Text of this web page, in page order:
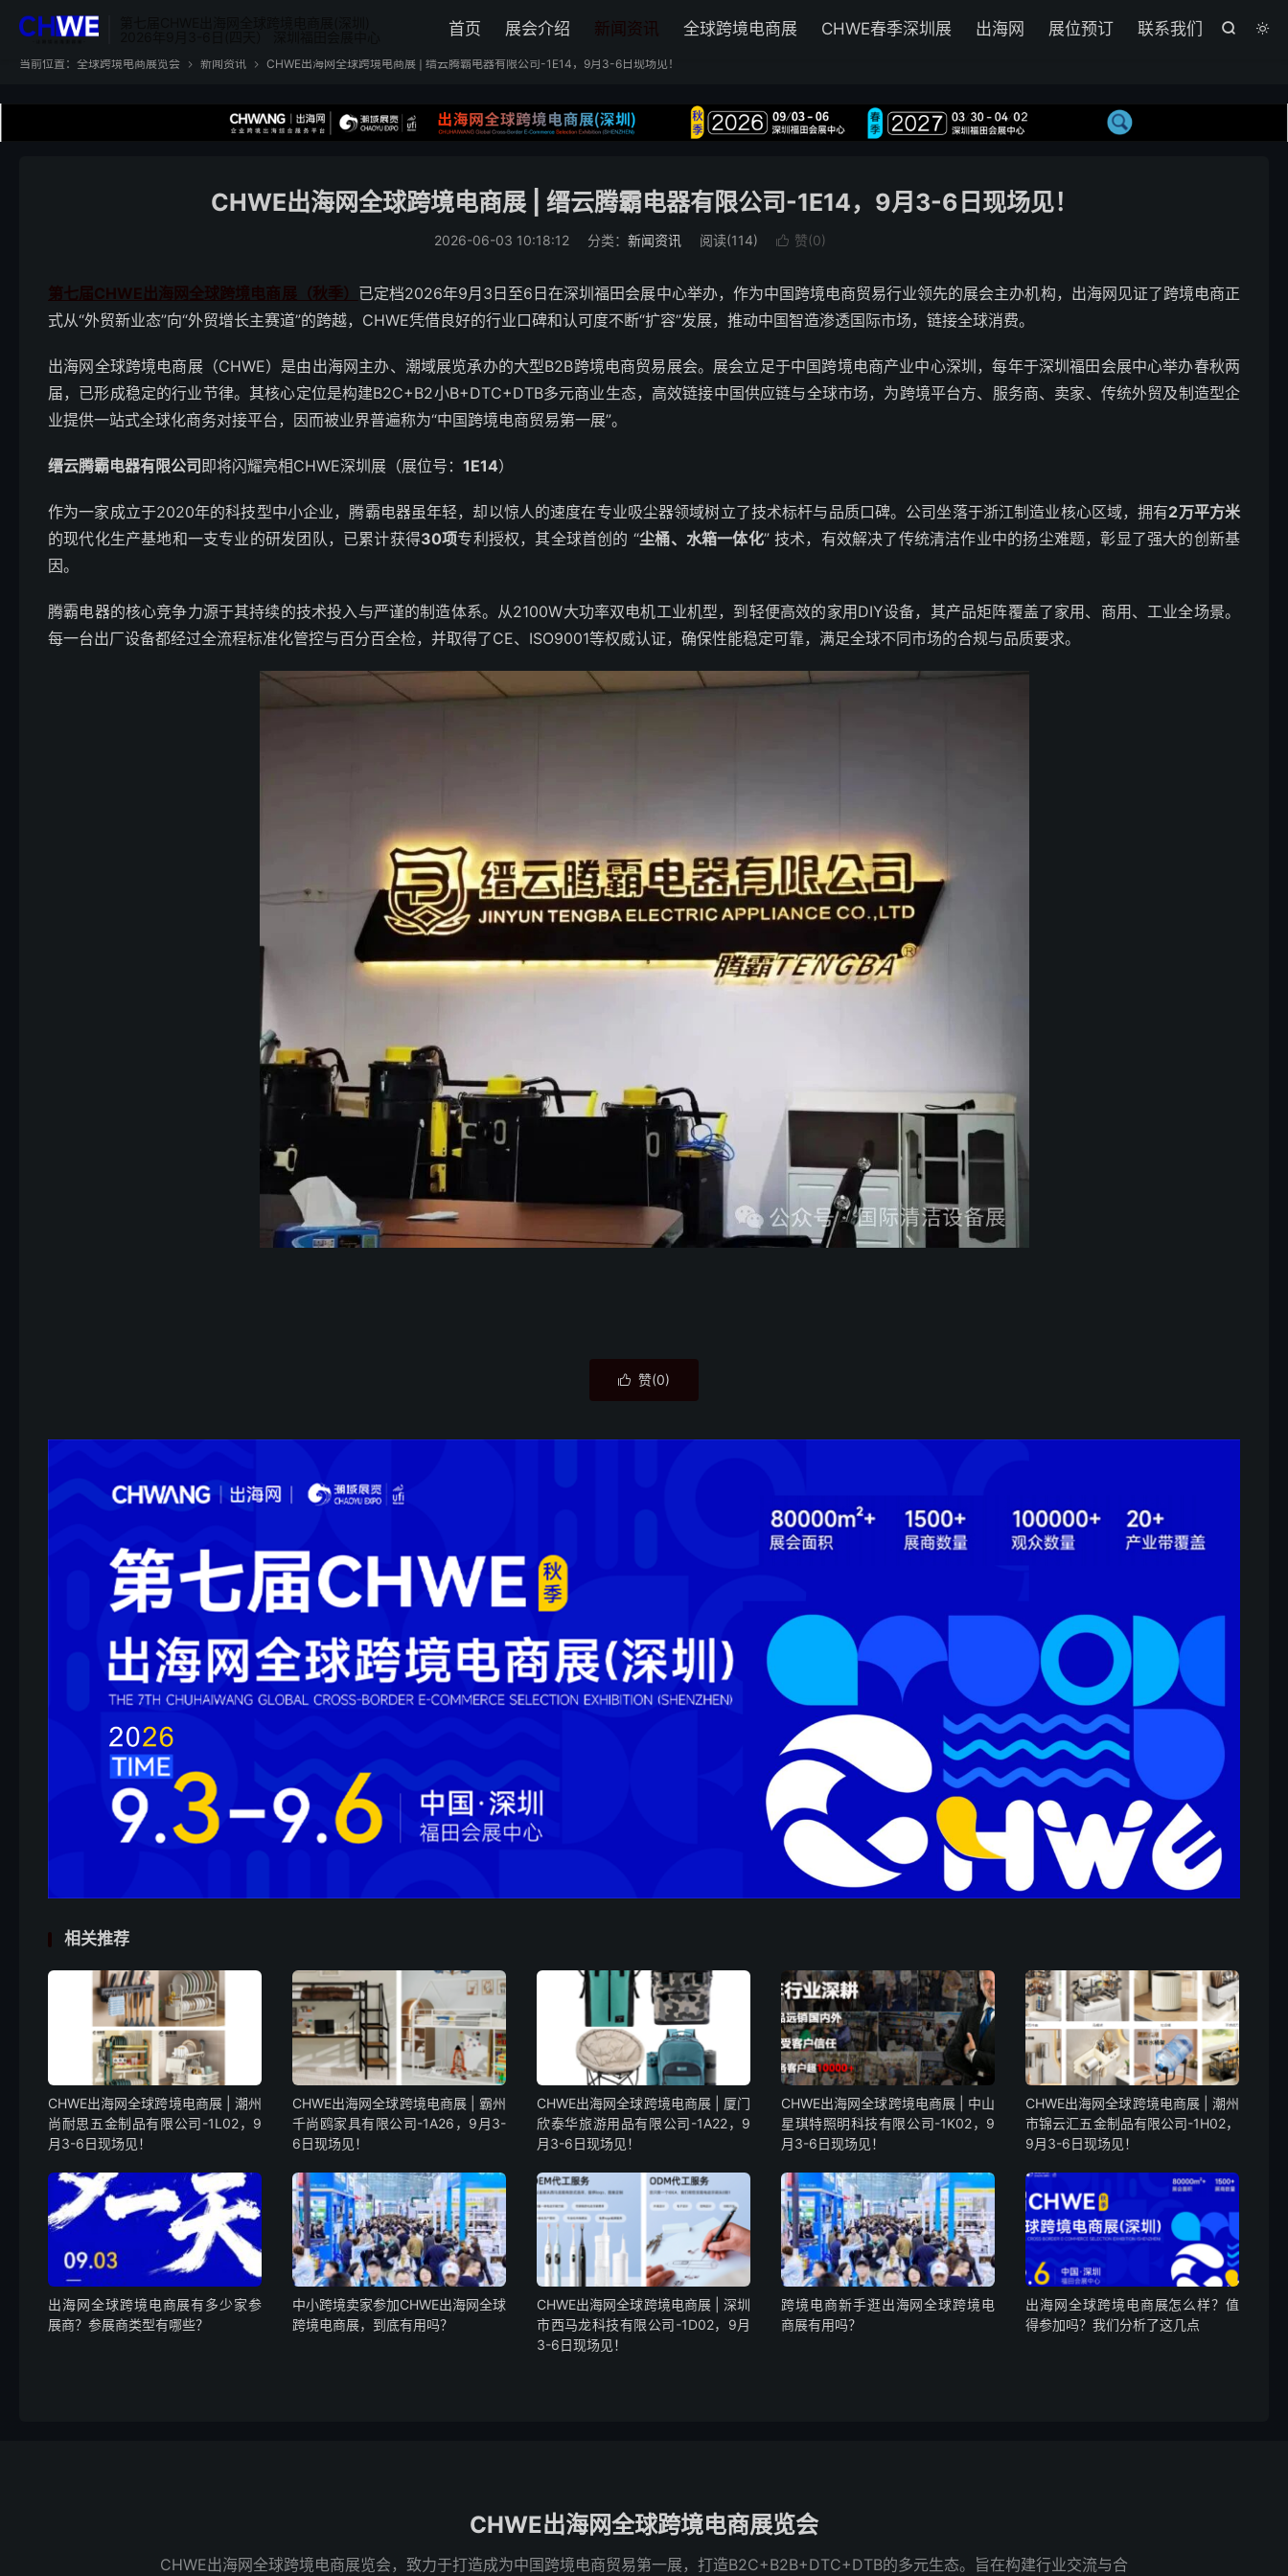


首页 展会介绍 新闻资讯 全球跨境电商展 CHWE春季深圳展 出海网 展位预订 联系我们
当前位置： 全球跨境电商展览会  新闻资讯  CHWE出海网全球跨境电商展 | 缙云腾霸电器有限公司-1E14，9月3-6日现场见！
CHWE出海网全球跨境电商展 | 缙云腾霸电器有限公司-1E14，9月3-6日现场见！
2026-06-03 10:18:12 分类： 新闻资讯 阅读(114)  赞(0)
第七届CHWE出海网全球跨境电商展（秋季） 已定档2026年9月3日至6日在深圳福田会展中心举办，作为中国跨境电商贸易行业领先的展会主办机构，出海网见证了跨境电商正
式从“外贸新业态”向“外贸增长主赛道”的跨越，CHWE凭借良好的行业口碑和认可度不断“扩容”发展，推动中国智造渗透国际市场，链接全球消费。
出海网全球跨境电商展（CHWE）是由出海网主办、潮域展览承办的大型B2B跨境电商贸易展会。展会立足于中国跨境电商产业中心深圳，每年于深圳福田会展中心举办春秋两
届，已形成稳定的行业节律。其核心定位是构建B2C+B2小B+DTC+DTB多元商业生态，高效链接中国供应链与全球市场，为跨境平台方、服务商、卖家、传统外贸及制造型企
业提供一站式全球化商务对接平台，因而被业界普遍称为“中国跨境电商贸易第一展”。
缙云腾霸电器有限公司即将闪耀亮相CHWE深圳展（展位号： 1E14）
作为一家成立于2020年的科技型中小企业，腾霸电器虽年轻，却以惊人的速度在专业吸尘器领域树立了技术标杆与品质口碑。公司坐落于浙江制造业核心区域，拥有2万平方米
的现代化生产基地和一支专业的研发团队，已累计获得30项专利授权，其全球首创的 “尘桶、水箱一体化” 技术，有效解决了传统清洁作业中的扬尘难题，彰显了强大的创新基
因。
腾霸电器的核心竞争力源于其持续的技术投入与严谨的制造体系。从2100W大功率双电机工业机型，到轻便高效的家用DIY设备，其产品矩阵覆盖了家用、商用、工业全场景。
每一台出厂设备都经过全流程标准化管控与百分百全检，并取得了CE、ISO9001等权威认证，确保性能稳定可靠，满足全球不同市场的合规与品质要求。
 赞(0)
相关推荐
CHWE出海网全球跨境电商展 | 潮州
尚耐思五金制品有限公司-1L02，9
月3-6日现场见！
CHWE出海网全球跨境电商展 | 霸州
千尚鸥家具有限公司-1A26，9月3-
6日现场见！
CHWE出海网全球跨境电商展 | 厦门
欣泰华旅游用品有限公司-1A22，9
月3-6日现场见！
CHWE出海网全球跨境电商展 | 中山
星琪特照明科技有限公司-1K02，9
月3-6日现场见！
CHWE出海网全球跨境电商展 | 潮州
市锦云汇五金制品有限公司-1H02，
9月3-6日现场见！
出海网全球跨境电商展有多少家参
展商？参展商类型有哪些？
中小跨境卖家参加CHWE出海网全球
跨境电商展，到底有用吗？
CHWE出海网全球跨境电商展 | 深圳
市西马龙科技有限公司-1D02，9月
3-6日现场见！
跨境电商新手逛出海网全球跨境电
商展有用吗？
出海网全球跨境电商展怎么样？值
得参加吗？我们分析了这几点
CHWE出海网全球跨境电商展览会
CHWE出海网全球跨境电商展览会，致力于打造成为中国跨境电商贸易第一展，打造B2C+B2B+DTC+DTB的多元生态。旨在构建行业交流与合